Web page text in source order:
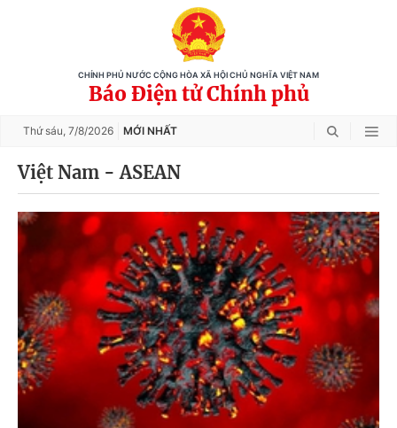
CHÍNH PHỦ NƯỚC CỘNG HÒA XÃ HỘI CHỦ NGHĨA VIỆT NAM
Báo Điện tử Chính phủ
Thứ sáu, 7/8/2026 MỚI NHẤT
Việt Nam - ASEAN